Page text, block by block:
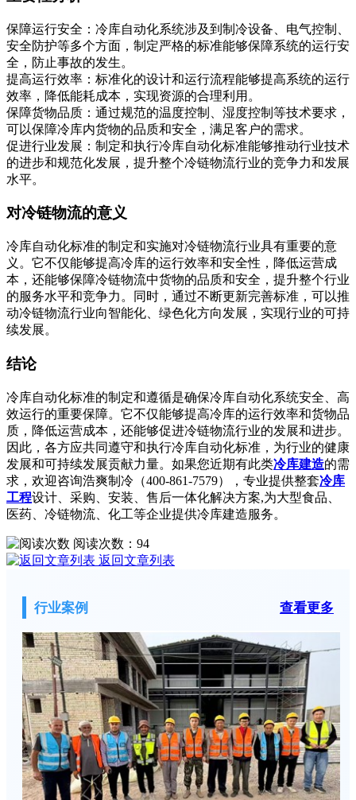
保障运行安全：冷库自动化系统涉及到制冷设备、电气控制、
安全防护等多个方面，制定严格的标准能够保障系统的运行安
全，防止事故的发生。
提高运行效率：标准化的设计和运行流程能够提高系统的运行
效率，降低能耗成本，实现资源的合理利用。
保障货物品质：通过规范的温度控制、湿度控制等技术要求，
可以保障冷库内货物的品质和安全，满足客户的需求。
促进行业发展：制定和执行冷库自动化标准能够推动行业技术
的进步和规范化发展，提升整个冷链物流行业的竞争力和发展
水平。
对冷链物流的意义
冷库自动化标准的制定和实施对冷链物流行业具有重要的意
义。它不仅能够提高冷库的运行效率和安全性，降低运营成
本，还能够保障冷链物流中货物的品质和安全，提升整个行业
的服务水平和竞争力。同时，通过不断更新完善标准，可以推
动冷链物流行业向智能化、绿色化方向发展，实现行业的可持
续发展。
结论
冷库自动化标准的制定和遵循是确保冷库自动化系统安全、高
效运行的重要保障。它不仅能够提高冷库的运行效率和货物品
质，降低运营成本，还能够促进冷链物流行业的发展和进步。
因此，各方应共同遵守和执行冷库自动化标准，为行业的健康
发展和可持续发展贡献力量。如果您近期有此类冷库建造的需
求，欢迎咨询浩爽制冷（400-861-7579），专业提供整套冷库
工程设计、采购、安装、售后一体化解决方案,为大型食品、
医药、冷链物流、化工等企业提供冷库建造服务。
阅读次数： 94
返回文章列表
行业案例 查看更多